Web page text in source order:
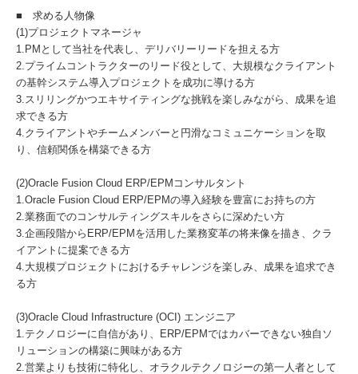
■ 求める人物像
(1)プロジェクトマネージャ
1.PMとして当社を代表し、デリバリーリードを担える方
2.プライムコントラクターのリード役として、大規模なクライアント
の基幹システム導入プロジェクトを成功に導ける方
3.スリリングかつエキサイティングな挑戦を楽しみながら、成果を追
求できる方
4.クライアントやチームメンバーと円滑なコミュニケーションを取
り、信頼関係を構築できる方
(2)Oracle Fusion Cloud ERP/EPMコンサルタント
1.Oracle Fusion Cloud ERP/EPMの導入経験を豊富にお持ちの方
2.業務面でのコンサルティングスキルをさらに深めたい方
3.企画段階からERP/EPMを活用した業務変革の将来像を描き、クラ
イアントに提案できる方
4.大規模プロジェクトにおけるチャレンジを楽しみ、成果を追求でき
る方
(3)Oracle Cloud Infrastructure (OCI) エンジニア
1.テクノロジーに自信があり、ERP/EPMではカバーできない独自ソ
リューションの構築に興味がある方
2.営業よりも技術に特化し、オラクルテクノロジーの第一人者として